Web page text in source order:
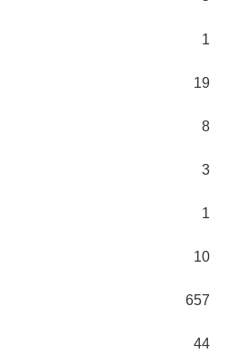
1
19
8
3
1
10
657
44